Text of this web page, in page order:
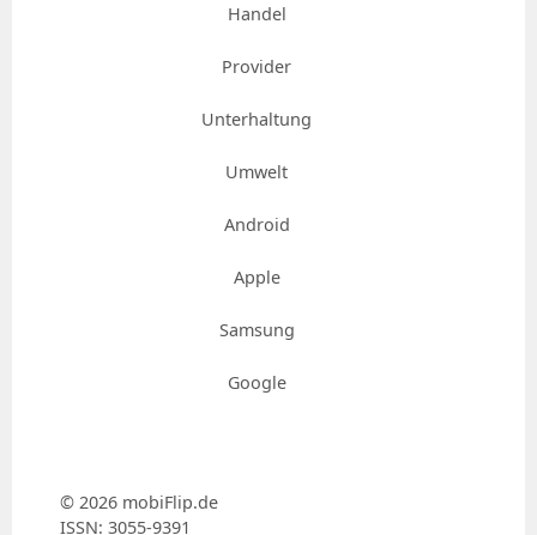
Handel
Provider
Unterhaltung
Umwelt
Android
Apple
Samsung
Google
© 2026 mobiFlip.de
ISSN: 3055-9391